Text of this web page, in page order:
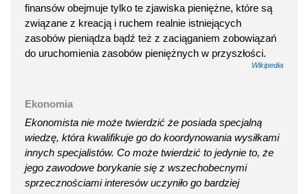
finansów obejmuje tylko te zjawiska pieniężne, które są
związane z kreacją i ruchem realnie istniejących
zasobów pieniądza bądź też z zaciąganiem zobowiązań
do uruchomienia zasobów pieniężnych w przyszłości.
Wikipedia
Ekonomia
Ekonomista nie może twierdzić że posiada specjalną
wiedzę, która kwalifikuje go do koordynowania wysiłkami
innych specjalistów. Co może twierdzić to jedynie to, że
jego zawodowe borykanie się z wszechobecnymi
sprzecznościami interesów uczyniło go bardziej